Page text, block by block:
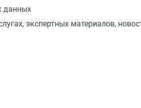
данных
экспертных материалов,